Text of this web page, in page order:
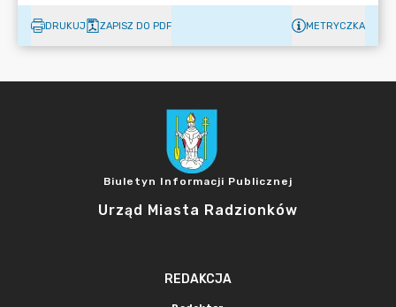
DRUKUJ ZAPISZ DO PDF METRYCZKA
Biuletyn Informacji Publicznej
Urząd Miasta Radzionków
REDAKCJA